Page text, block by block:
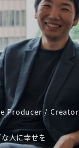
Producer / Creator
人に幸せを